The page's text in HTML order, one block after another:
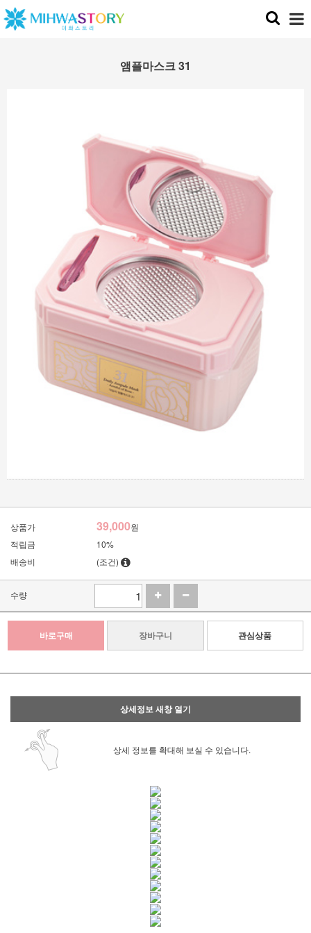
앰플마스크 31
상품가 39,000원
적립금
10%
배송비
(조건)
수량
바로구매 장바구니 관심상품
상세정보 새창 열기
상세 정보를 확대해 보실 수 있습니다.